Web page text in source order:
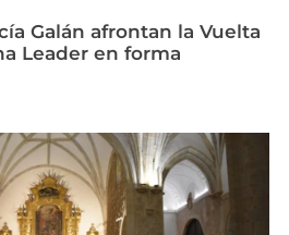
Galán afrontan la Vuelta
Leader en forma